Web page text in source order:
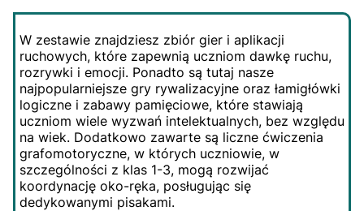
W zestawie znajdziesz zbiór gier i aplikacji
ruchowych, które zapewnią uczniom dawkę ruchu,
rozrywki i emocji. Ponadto są tutaj nasze
najpopularniejsze gry rywalizacyjne oraz łamigłówki
logiczne i zabawy pamięciowe, które stawiają
uczniom wiele wyzwań intelektualnych, bez względu
na wiek. Dodatkowo zawarte są liczne ćwiczenia
grafomotoryczne, w których uczniowie, w
szczególności z klas 1-3, mogą rozwijać
koordynację oko-ręka, posługując się
dedykowanymi pisakami.